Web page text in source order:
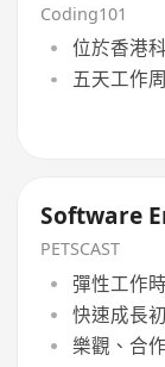
Coding101
位於香港
五天工作
Software
PETSCAST
彈性工作
快速成長
樂觀、合